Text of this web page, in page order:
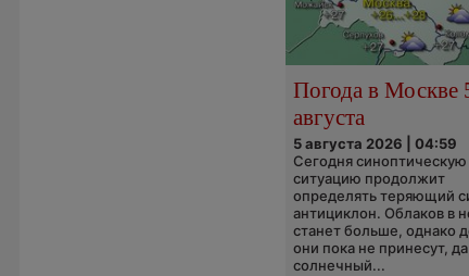
Погода в Москве
августа
5 августа 2026 | 04:59
Сегодня синоптическую
ситуацию продолжит
определять теряющий
антициклон. Облаков в
станет больше, однако
они пока не принесут,
солнечный...